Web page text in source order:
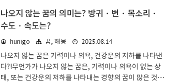
멈추지 않는 꿈: 기본적인 의미 & 심리 상태꿈 해몽에서 멈
추지 않는다는 것은 운기의 저하나 심신의 피로, 스트레스
등을 나타냅니다. 본래 멈춰야 할 것이 멈추지 않는다는 것
의 흉조가 되는 것이 특징입니다.기계, 탈것 계통이 멈추지
않는 경우는 건강운의 저하나 스트레스를 암시하는 경우가
나오지 않는 꿈의 의미는? 방귀・변・목소리・
수도・속도는?
hunigo 꿈, 해몽
2025.08.14
나오지 않는 꿈은 기력이나 의욕, 건강운의 저하를 나타낸
다?!무언가가 나오지 않는 꿈은, 기력이나 의욕이 없는 상
태, 또는 건강운의 저하를 나타내는 경향의 꿈이 많은 것이